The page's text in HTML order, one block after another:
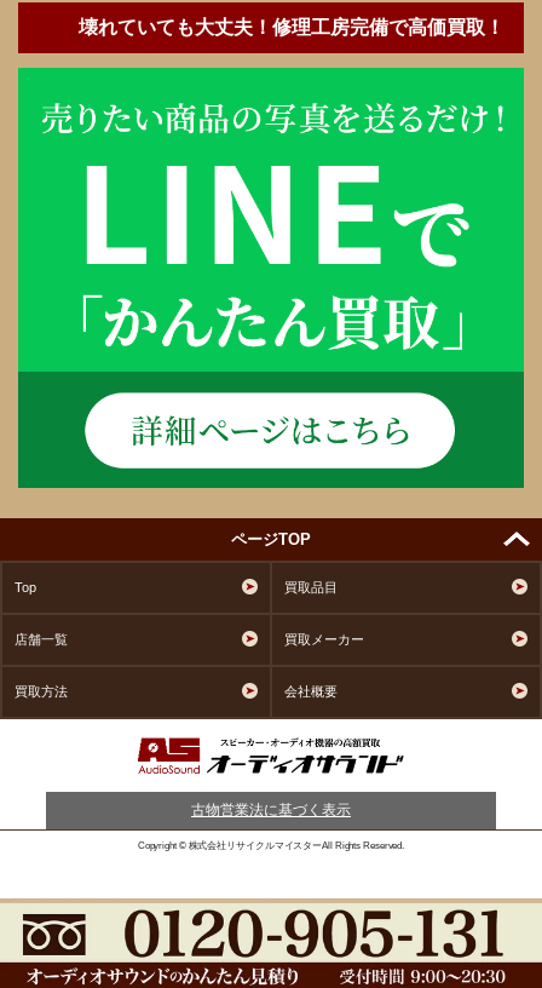
壊れていても大丈夫！修理工房完備で高価買取！
ページTOP
Top 買取品目
店舗一覧 買取メーカー
買取方法 会社概要
古物営業法に基づく表示
Copyright © 株式会社リサイクルマイスターAll Rights Reserved.